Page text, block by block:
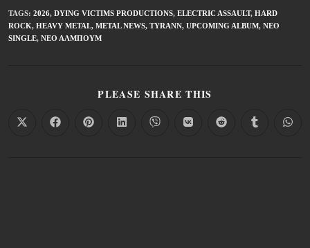
TAGS: 2026, DYING VICTIMS PRODUCTIONS, ELECTRIC ASSAULT, HARD
ROCK, HEAVY METAL, METAL NEWS, TYRANN, UPCOMING ALBUM, ΝΈΟ
SINGLE, ΝΈΟ ΆΛΜΠΟΥΜ
PLEASE SHARE THIS